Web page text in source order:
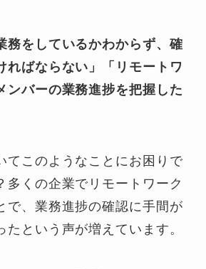
務をしているかわからず、確
ればならない」「リモートワ
ンバーの業務進捗を把握した
てこのようなことにお困りで
多くの企業でリモートワーク
で、業務進捗の確認に手間が
たという声が増えています。